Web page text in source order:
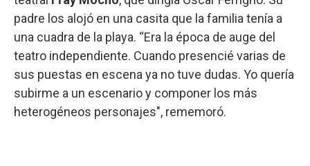
padre los alojó en una casita que la familia tenía a
una cuadra de la playa. “Era la época de auge del
teatro independiente. Cuando presencié varias de
sus puestas en escena ya no tuve dudas. Yo quería
subirme a un escenario y componer los más
heterogéneos personajes", rememoró.